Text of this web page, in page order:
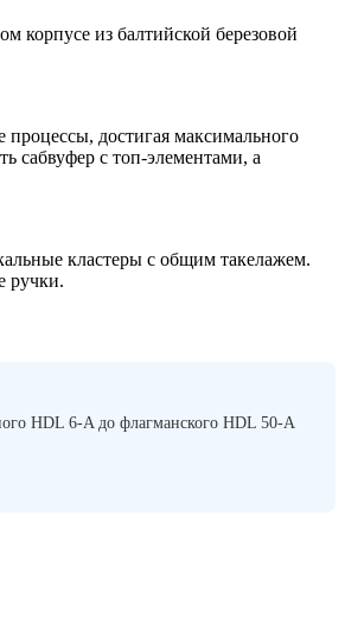
корпусе из балтийской березовой
достигая максимального
сабвуфер с топ-элементами, а
кластеры с общим такелажем.
ручки.
HDL 6-A до флагманского HDL 50-A